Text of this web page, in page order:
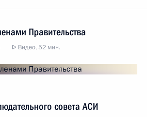
Правительства
Видео, 52 мин.
совета АСИ